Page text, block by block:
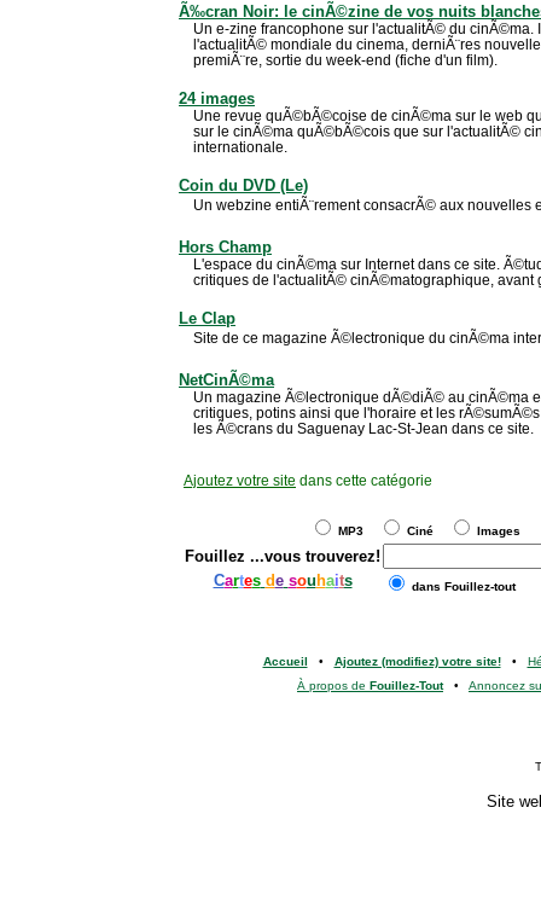
Ã‰cran Noir: le cinÃ©zine de vos nuits
Un e-zine francophone sur l'actualitÃ© du cinÃ©ma.
l'actualitÃ© mondiale du cinema, derniÃ¨res
premiÃ¨re, sortie du week-end (fiche d'un film).
24 images
Une revue quÃ©bÃ©coise de cinÃ©ma sur le web
sur le cinÃ©ma quÃ©bÃ©cois que sur l'actualitÃ©
internationale.
Coin du DVD (Le)
Un webzine entiÃ¨rement consacrÃ© aux nouvelles
Hors Champ
L'espace du cinÃ©ma sur Internet dans ce site.
critiques de l'actualitÃ© cinÃ©matographique, avant
Le Clap
Site de ce magazine Ã©lectronique du cinÃ©ma
NetCinÃ©ma
Un magazine Ã©lectronique dÃ©diÃ© au cinÃ©ma
critiques, potins ainsi que l'horaire et les
les Ã©crans du Saguenay Lac-St-Jean dans ce site.
Ajoutez votre site dans cette catégorie
MP3 Ciné Images
Fouillez ...vous trouverez!
Cartes de sou haits dans Fouillez-tout
Accueil • Ajoutez (modifiez) votre site!•
À propos de Fouillez-Tout• Annoncez
Site